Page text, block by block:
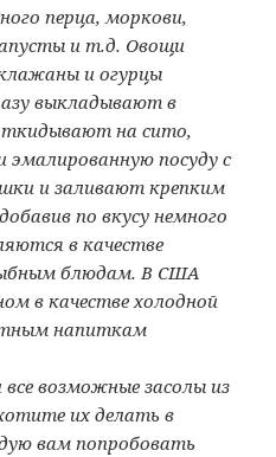
перца, моркови,
и т.д. Овощи
и огурцы
выкладывают в
на сито,
посуду с
и заливают крепким
по вкусу немного
в качестве
блюдам. В США
в качестве холодной
напиткам
возможные засолы из
их делать в
вам попробовать